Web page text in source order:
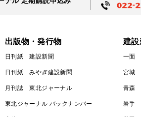
出版物・発行物
日刊紙 建設新聞
日刊紙 みやぎ建設新聞
月刊誌 東北ジャーナル
東北ジャーナル バックナンバー
建設
一面
宮城
青森
岩手